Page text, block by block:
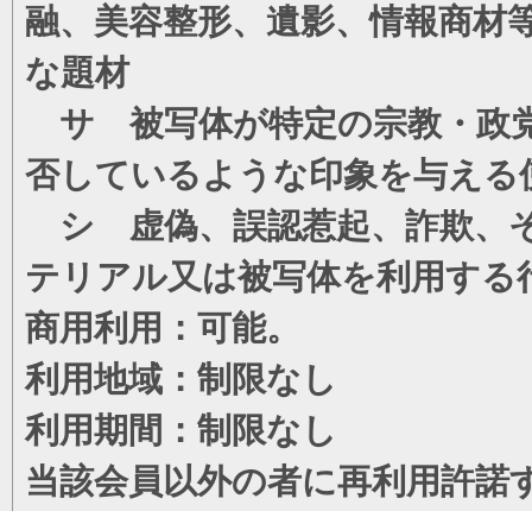
融、美容整形、遺影、情報商材
な題材
サ 被写体が特定の宗教・政
否しているような印象を与える
シ 虚偽、誤認惹起、詐欺、
テリアル又は被写体を利用する
商用利用：可能。
利用地域：制限なし
利用期間：制限なし
当該会員以外の者に再利用許諾